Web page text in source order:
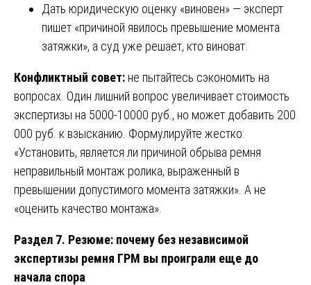
Дать юридическую оценку «виновен» — эксперт
пишет «причиной явилось превышение момента
затяжки», а суд уже решает, кто виноват.
Конфликтный совет: не пытайтесь сэкономить на
вопросах. Один лишний вопрос увеличивает стоимость
экспертизы на 5000-10000 руб., но может добавить 200
000 руб. к взысканию. Формулируйте жестко:
«Установить, является ли причиной обрыва ремня
неправильный монтаж ролика, выраженный в
превышении допустимого момента затяжки». А не
«оценить качество монтажа».
Раздел 7. Резюме: почему без независимой
экспертизы ремня ГРМ вы проиграли еще до
начала спора